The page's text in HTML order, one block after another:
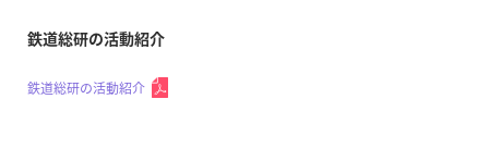
鉄道総研の活動紹介
鉄道総研の活動紹介